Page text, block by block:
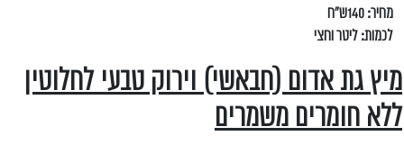
מחיר: 140ש"ח
לכמות: ליטר וחצי
מיץ גת אדום (חבאשי) וירוק טבעי לחלוטין
ללא חומרים משמרים